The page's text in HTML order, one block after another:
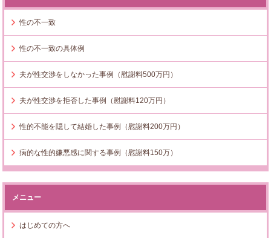
性の不一致
性の不一致の具体例
夫が性交渉をしなかった事例（慰謝料500万円）
夫が性交渉を拒否した事例（慰謝料120万円）
性的不能を隠して結婚した事例（慰謝料200万円）
病的な性的嫌悪感に関する事例（慰謝料150万）
メニュー
はじめての方へ